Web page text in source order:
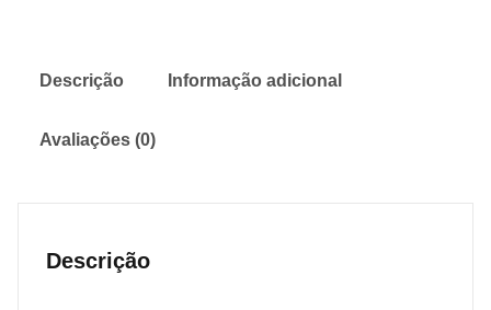
Descrição Informação adicional
Avaliações (0)
Descrição